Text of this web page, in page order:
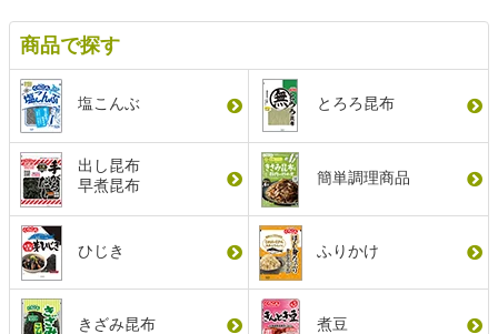
商品で探す
塩こんぶ とろろ昆布
出し昆布
早煮昆布
簡単調理商品
ひじき ふりかけ
きざみ昆布 煮豆